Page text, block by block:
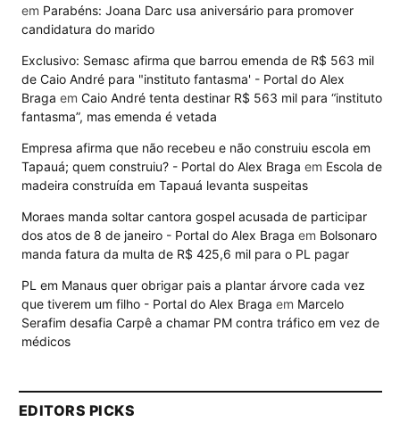
em Parabéns: Joana Darc usa aniversário para promover
candidatura do marido
Exclusivo: Semasc afirma que barrou emenda de R$ 563 mil
de Caio André para "instituto fantasma' - Portal do Alex
Braga em Caio André tenta destinar R$ 563 mil para “instituto
fantasma”, mas emenda é vetada
Empresa afirma que não recebeu e não construiu escola em
Tapauá; quem construiu? - Portal do Alex Braga em Escola de
madeira construída em Tapauá levanta suspeitas
Moraes manda soltar cantora gospel acusada de participar
dos atos de 8 de janeiro - Portal do Alex Braga em Bolsonaro
manda fatura da multa de R$ 425,6 mil para o PL pagar
PL em Manaus quer obrigar pais a plantar árvore cada vez
que tiverem um filho - Portal do Alex Braga em Marcelo
Serafim desafia Carpê a chamar PM contra tráfico em vez de
médicos
EDITORS PICKS